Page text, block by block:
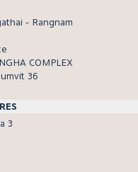
- Rangnam
COMPLEX
36
3